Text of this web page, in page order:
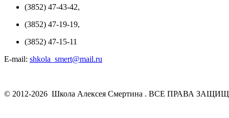
(3852) 47-43-42,
(3852) 47-19-19,
(3852) 47-15-11
E-mail: shkola_smert@mail.ru
© 2012-2026 Школа Алексея Смертина . ВСЕ ПРАВА